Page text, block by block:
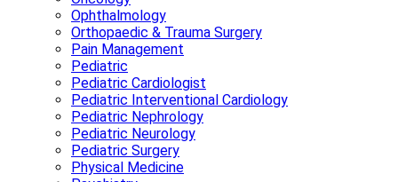
Ophthalmology
Orthopaedic & Trauma Surgery
Pain Management
Pediatric
Pediatric Cardiologist
Pediatric Interventional Cardiology
Pediatric Nephrology
Pediatric Neurology
Pediatric Surgery
Physical Medicine